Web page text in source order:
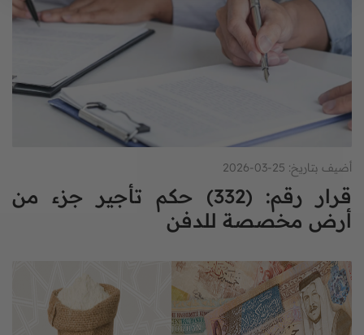
أضيف بتاريخ: 25-03-2026
قرار رقم: (332) حكم تأجير جزء من
أرض مخصصة للدفن